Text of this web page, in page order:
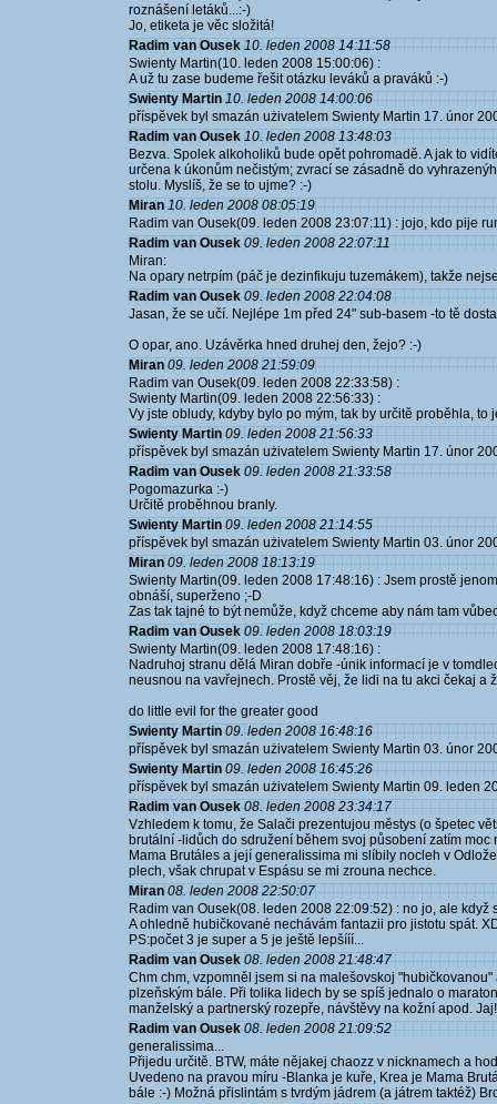
roznášení letáků...:-)
Jo, etiketa je věc složitá!
Radim van Ousek 10. leden 2008 14:11:58
Swienty Martin(10. leden 2008 15:00:06) :
A už tu zase budeme řešit otázku leváků a praváků :-)
Swienty Martin 10. leden 2008 14:00:06
příspěvek byl smazán użivatelem Swienty Martin 17. únor
Radim van Ousek 10. leden 2008 13:48:03
Bezva. Spolek alkoholiků bude opět pohromadě. A jak to
určena k úkonům nečistým; zvrací se zásadně do
stolu. Myslíš, že se to ujme? :-)
Miran 10. leden 2008 08:05:19
Radim van Ousek(09. leden 2008 23:07:11) : jojo, kdo pije
Radim van Ousek 09. leden 2008 22:07:11
Miran:
Na opary netrpím (páč je dezinfikuju tuzemákem), takže
Radim van Ousek 09. leden 2008 22:04:08
Jasan, že se učí. Nejlépe 1m před 24" sub-basem -to tě
O opar, ano. Uzávěrka hned druhej den, žejo? :-)
Miran 09. leden 2008 21:59:09
Radim van Ousek(09. leden 2008 22:33:58) :
Swienty Martin(09. leden 2008 22:56:33) :
Vy jste obludy, kdyby bylo po mým, tak by určitě proběhla,
Swienty Martin 09. leden 2008 21:56:33
příspěvek byl smazán użivatelem Swienty Martin 17. únor
Radim van Ousek 09. leden 2008 21:33:58
Pogomazurka :-)
Určitě proběhnou branly.
Swienty Martin 09. leden 2008 21:14:55
příspěvek byl smazán użivatelem Swienty Martin 03. únor
Miran 09. leden 2008 18:13:19
Swienty Martin(09. leden 2008 17:48:16) : Jsem prostě
obnáší, superženo ;-D
Zas tak tajné to být nemůže, když chceme aby nám tam
Radim van Ousek 09. leden 2008 18:03:19
Swienty Martin(09. leden 2008 17:48:16) :
Nadruhoj stranu dělá Miran dobře -únik informací je v
neusnou na vavřejnech. Prostě věj, že lidi na tu akci čekaj a
do little evil for the greater good
Swienty Martin 09. leden 2008 16:48:16
příspěvek byl smazán użivatelem Swienty Martin 03. únor
Swienty Martin 09. leden 2008 16:45:26
příspěvek byl smazán użivatelem Swienty Martin 09. leden
Radim van Ousek 08. leden 2008 23:34:17
Vzhledem k tomu, že Salači prezentujou městys (o špetec
brutální -lidůch do sdružení během svoj působení zatím
Mama Brutáles a její generalissima mi slíbily nocleh v
plech, však chrupat v Espásu se mi zrouna nechce.
Miran 08. leden 2008 22:50:07
Radim van Ousek(08. leden 2008 22:09:52) : no jo, ale
A ohledně hubičkované nechávám fantazii pro jistotu spát.
PS:počet 3 je super a 5 je ještě lepšííí...
Radim van Ousek 08. leden 2008 21:48:47
Chm chm, vzpomněl jsem si na malešovskoj
plzeňským bále. Při tolika lidech by se spíš jednalo o
manželský a partnerský rozepře, návštěvy na kožní apod. Jaj!
Radim van Ousek 08. leden 2008 21:09:52
generalissima...
Přijedu určitě. BTW, máte nějakej chaozz v nicknamech a
Uvedeno na pravou míru -Blanka je kuře, Krea je Mama
bále :-) Možná přislintám s tvrdým jádrem (a játrem taktéž)